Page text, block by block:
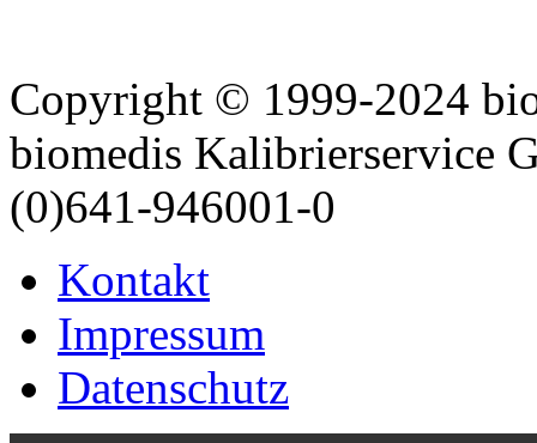
Copyright © 1999-2024
biomedis Kalibrierservice
(0)641-946001-0
Kontakt
Impressum
Datenschutz